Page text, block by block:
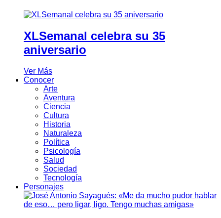
XLSemanal celebra su 35
aniversario
Ver Más
Conocer
Arte
Aventura
Ciencia
Cultura
Historia
Naturaleza
Política
Psicología
Salud
Sociedad
Tecnología
Personajes